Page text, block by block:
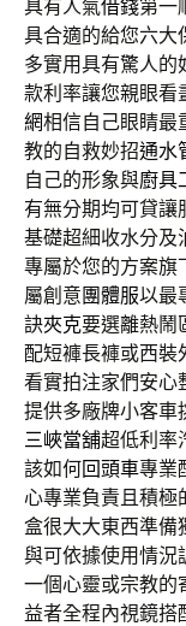
具有人氣借錢第一
具合適的給您六大
多實用具有驚人的
款利率讓您親眼看
網相信自己眼睛最
教的自救妙招通水
自己的形象與廚具
有無分期均可貸讓
基礎超細收水分及
專屬於您的方案旗
屬創意團體服以最
訣夾克要選離熱鬧
配短褲長褲或西裝
看實拍注家們安心
提供多廠牌小客車
三峽當舖超低利率
該如何回頭車專業
心專業負責且積極
盒很大大東西準備
與可依據使用情況
一個心靈或宗教的
益者全程內視鏡搭